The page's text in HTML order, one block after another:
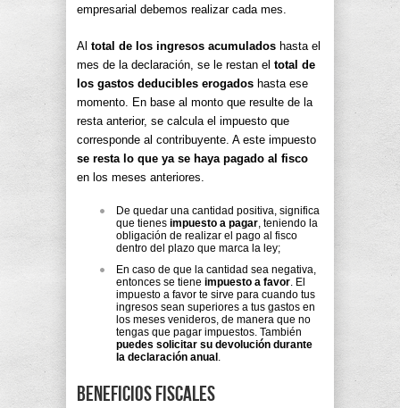
empresarial debemos realizar cada mes.
Al total de los ingresos acumulados hasta el
mes de la declaración, se le restan el total de
los gastos deducibles erogados hasta ese
momento. En base al monto que resulte de la
resta anterior, se calcula el impuesto que
corresponde al contribuyente. A este impuesto
se resta lo que ya se haya pagado al fisco
en los meses anteriores.
De quedar una cantidad positiva, significa
que tienes impuesto a pagar, teniendo la
obligación de realizar el pago al fisco
dentro del plazo que marca la ley;
En caso de que la cantidad sea negativa,
entonces se tiene impuesto a favor. El
impuesto a favor te sirve para cuando tus
ingresos sean superiores a tus gastos en
los meses venideros, de manera que no
tengas que pagar impuestos. También
puedes solicitar su devolución durante
la declaración anual .
Beneficios fiscales